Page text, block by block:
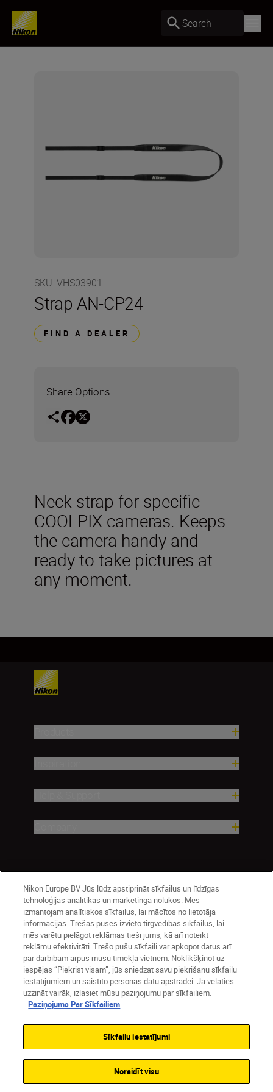
Search
SKU: VHS03901
Strap AN-CP24
FIND A DEALER
Share Options
Neck strap for specific
COOLPIX cameras. Keeps
the camera handy and
ready to take pictures at
any moment.
Latvija Nikon Sites
Contact Us Privacy Notice
Terms of Use
Cookie Notice
Cookie Settings
© 2026 Nikon
Nikon Europe BV Jūs lūdz apstiprināt sīkfailus un līdzīgas
tehnoloģijas analītikas un mārketinga nolūkos. Mēs
izmantojam analītiskos sīkfailus, lai mācītos no lietotāja
informācijas. Trešās puses izvieto tirgvedības sīkfailus, lai
mēs varētu pielāgot reklāmas tieši jums, kā arī noteikt
reklāmu efektivitāti. Trešo pušu sīkfaili var apkopot datus arī
par darbībām ārpus mūsu tīmekļa vietnēm. Noklikšķinot uz
iespējas “Piekrist visam”, jūs sniedzat savu piekrišanu sīkfailu
iestatījumiem un saistīto personas datu apstrādei. Ja vēlaties
uzzināt vairāk, izlasiet mūsu paziņojumu par sīkfailiem.
Paziņojums Par Sīkfailiem
Sīkfailu iestatījumi
Noraidīt visu